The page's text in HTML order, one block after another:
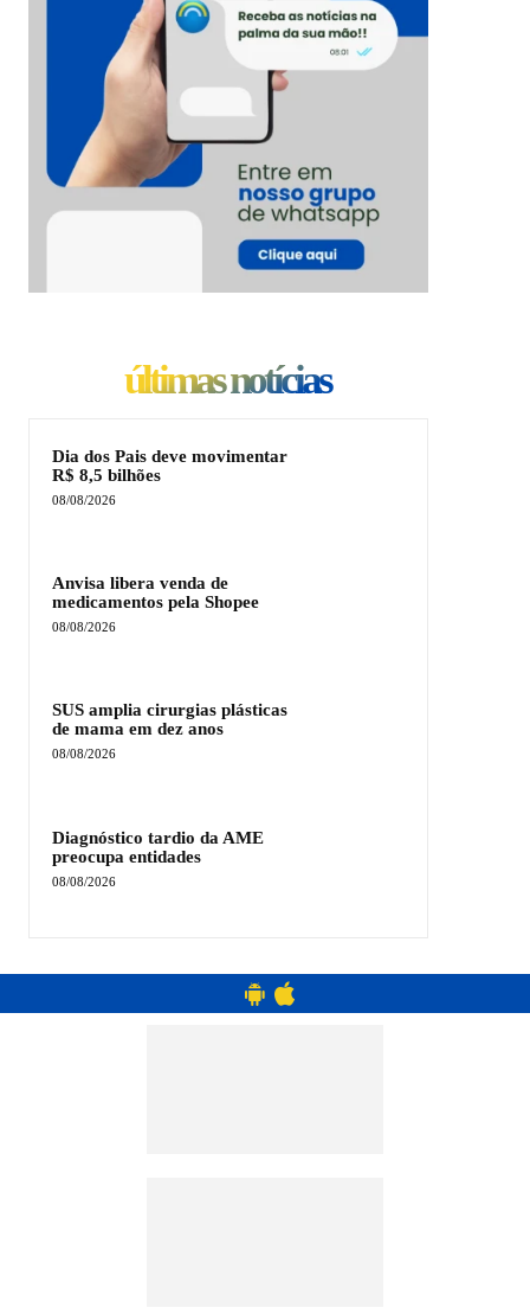
últimas notícias
Dia dos Pais deve movimentar
R$ 8,5 bilhões
08/08/2026
Anvisa libera venda de
medicamentos pela Shopee
08/08/2026
SUS amplia cirurgias plásticas
de mama em dez anos
08/08/2026
Diagnóstico tardio da AME
preocupa entidades
08/08/2026